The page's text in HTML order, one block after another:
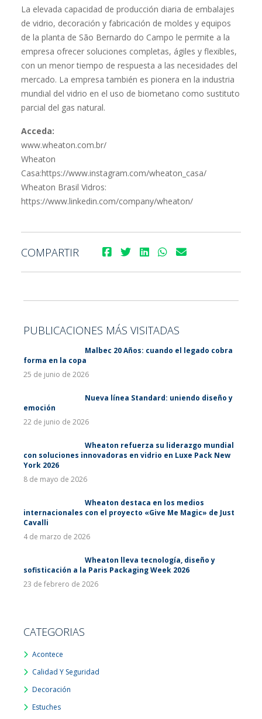
La elevada capacidad de producción diaria de embalajes
de vidrio, decoración y fabricación de moldes y equipos
de la planta de São Bernardo do Campo le permite a la
empresa ofrecer soluciones completas, ágiles y flexibles,
con un menor tiempo de respuesta a las necesidades del
mercado. La empresa también es pionera en la industria
mundial del vidrio en el uso de biometano como sustituto
parcial del gas natural.
Acceda:
www.wheaton.com.br/
Wheaton
Casa:https://www.instagram.com/wheaton_casa/
Wheaton Brasil Vidros:
https://www.linkedin.com/company/wheaton/
COMPARTIR
PUBLICACIONES MÁS VISITADAS
Malbec 20 Años: cuando el legado cobra
forma en la copa
25 de junio de 2026
Nueva línea Standard: uniendo diseño y
emoción
22 de junio de 2026
Wheaton refuerza su liderazgo mundial
con soluciones innovadoras en vidrio en Luxe Pack New
York 2026
8 de mayo de 2026
Wheaton destaca en los medios
internacionales con el proyecto «Give Me Magic» de Just
Cavalli
4 de marzo de 2026
Wheaton lleva tecnología, diseño y
sofisticación a la Paris Packaging Week 2026
23 de febrero de 2026
CATEGORIAS
Acontece
Calidad Y Seguridad
Decoración
Estuches